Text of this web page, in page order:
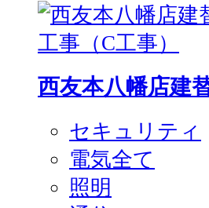
西友本八幡店建
セキュリティ
電気全て
照明